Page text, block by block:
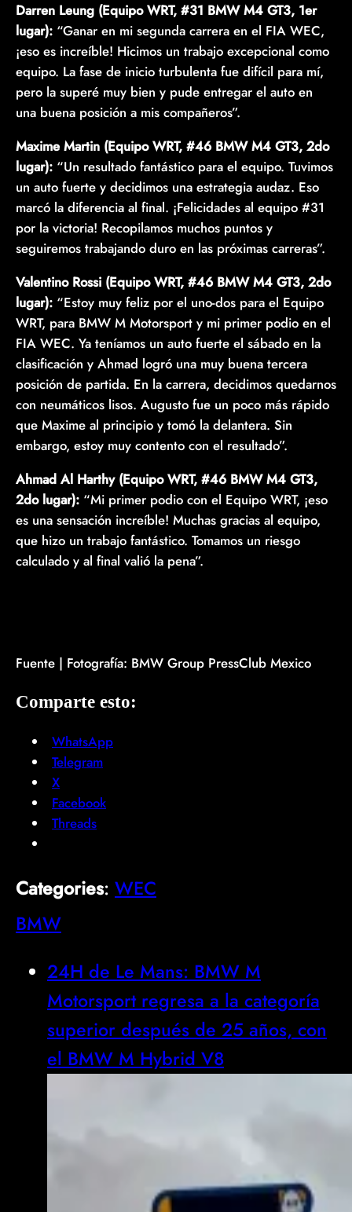
Darren Leung (Equipo WRT, #31 BMW M4 GT3, 1er
lugar): “Ganar en mi segunda carrera en el FIA WEC,
¡eso es increíble! Hicimos un trabajo excepcional como
equipo. La fase de inicio turbulenta fue difícil para mí,
pero la superé muy bien y pude entregar el auto en
una buena posición a mis compañeros”.
Maxime Martin (Equipo WRT, #46 BMW M4 GT3, 2do
lugar): “Un resultado fantástico para el equipo. Tuvimos
un auto fuerte y decidimos una estrategia audaz. Eso
marcó la diferencia al final. ¡Felicidades al equipo #31
por la victoria! Recopilamos muchos puntos y
seguiremos trabajando duro en las próximas carreras”.
Valentino Rossi (Equipo WRT, #46 BMW M4 GT3, 2do
lugar): “Estoy muy feliz por el uno-dos para el Equipo
WRT, para BMW M Motorsport y mi primer podio en el
FIA WEC. Ya teníamos un auto fuerte el sábado en la
clasificación y Ahmad logró una muy buena tercera
posición de partida. En la carrera, decidimos quedarnos
con neumáticos lisos. Augusto fue un poco más rápido
que Maxime al principio y tomó la delantera. Sin
embargo, estoy muy contento con el resultado”.
Ahmad Al Harthy (Equipo WRT, #46 BMW M4 GT3,
2do lugar): “Mi primer podio con el Equipo WRT, ¡eso
es una sensación increíble! Muchas gracias al equipo,
que hizo un trabajo fantástico. Tomamos un riesgo
calculado y al final valió la pena”.
Fuente | Fotografía: BMW Group PressClub Mexico
Comparte esto:
WhatsApp
Telegram
X
Facebook
Threads
Categories: WEC
BMW
24H de Le Mans: BMW M
Motorsport regresa a la categoría
superior después de 25 años, con
el BMW M Hybrid V8